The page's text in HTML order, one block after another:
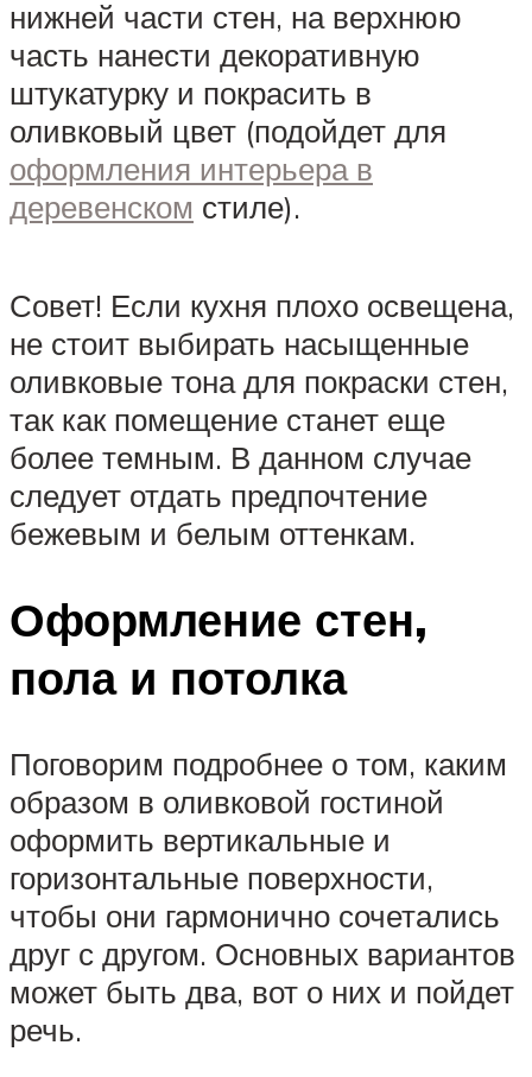
нижней части стен, на верхнюю
часть нанести декоративную
штукатурку и покрасить в
оливковый цвет (подойдет для
оформления интерьера в
деревенском стиле).
Совет! Если кухня плохо освещена,
не стоит выбирать насыщенные
оливковые тона для покраски стен,
так как помещение станет еще
более темным. В данном случае
следует отдать предпочтение
бежевым и белым оттенкам.
Оформление стен,
пола и потолка
Поговорим подробнее о том, каким
образом в оливковой гостиной
оформить вертикальные и
горизонтальные поверхности,
чтобы они гармонично сочетались
друг с другом. Основных вариантов
может быть два, вот о них и пойдет
речь.